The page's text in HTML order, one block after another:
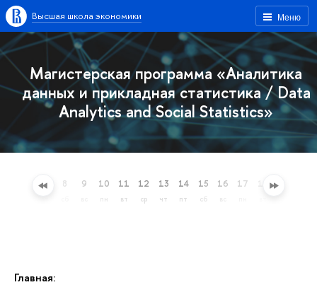
Меню
Высшая школа экономики
Магистерская программа «Аналитика
данных и прикладная статистика / Data
Analytics and Social Statistics»
7 8 9 10
пн
11
вт
12
ср
13
чт
14
пт
15
сб
16 17 19
Главная: